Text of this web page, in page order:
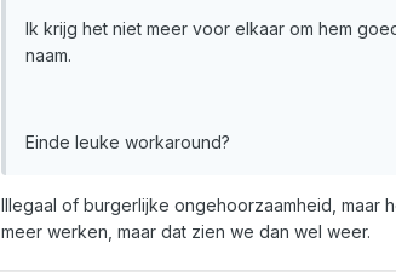
Ik krijg het niet meer voor elkaar om hem
naam.
Einde leuke workaround?
Illegaal of burgerlijke ongehoorzaamheid, maar
meer werken, maar dat zien we dan wel weer.